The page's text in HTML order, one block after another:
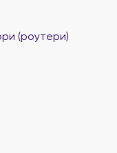
(роутери)